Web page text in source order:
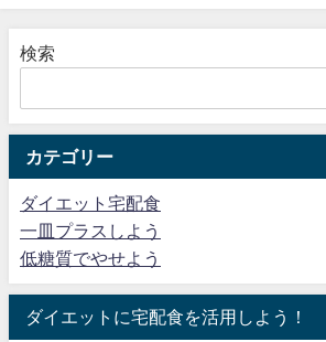
検索
カテゴリー
ダイエット宅配食
一皿プラスしよう
低糖質でやせよう
ダイエットに宅配食を活用しよう！